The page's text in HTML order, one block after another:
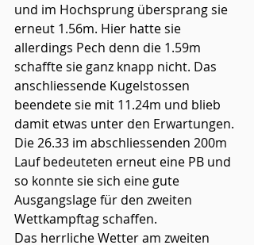
und im Hochsprung übersprang sie
erneut 1.56m. Hier hatte sie
allerdings Pech denn die 1.59m
schaffte sie ganz knapp nicht. Das
anschliessende Kugelstossen
beendete sie mit 11.24m und blieb
damit etwas unter den Erwartungen.
Die 26.33 im abschliessenden 200m
Lauf bedeuteten erneut eine PB und
so konnte sie sich eine gute
Ausgangslage für den zweiten
Wettkampftag schaffen.
Das herrliche Wetter am zweiten